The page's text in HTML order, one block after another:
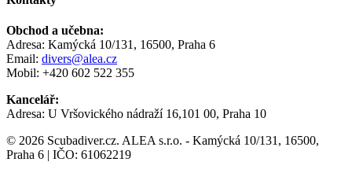
Obchod a učebna:
Adresa: Kamýcká 10/131, 16500, Praha 6
Email: divers@alea.cz
Mobil: +420 602 522 355
Kancelář:
Adresa: U Vršovického nádraží 16,101 00, Praha 10
© 2026 Scubadiver.cz. ALEA s.r.o. - Kamýcká 10/131, 16500,
Praha 6 | IČO: 61062219